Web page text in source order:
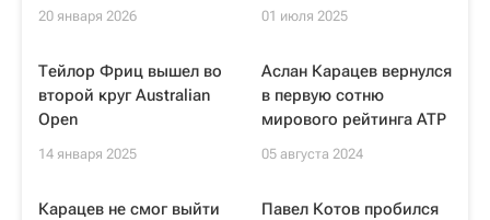
20 января 2026 01 июля 2025
Тейлор Фриц вышел во
второй круг Australian
Open
14 января 2025
Аслан Карацев вернулся
в первую сотню
мирового рейтинга ATP
05 августа 2024
Карацев не смог выйти
Павел Котов пробился